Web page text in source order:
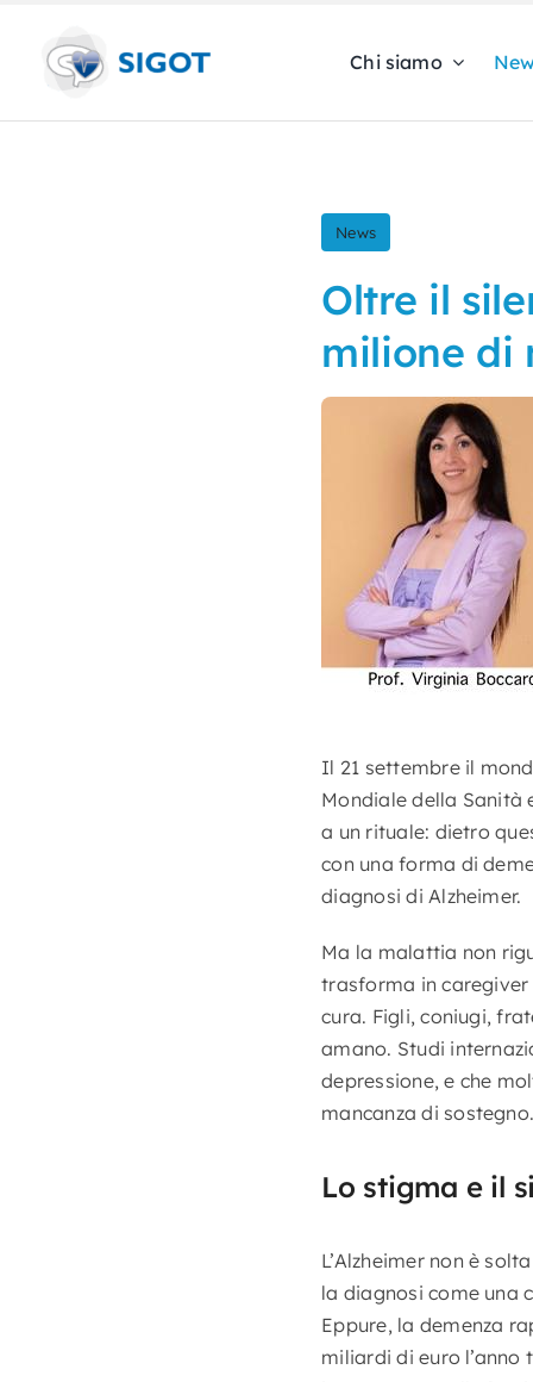
content
Chi siamo
News
Oltre il
milione di
Il 21 settembre il
Mondiale della Sanità
a un rituale: dietro
con una forma di
diagnosi di Alzheimer.
Ma la malattia non
trasforma in
cura. Figli, coniugi,
amano. Studi
depressione, e che
mancanza di
Lo stigma e il
L’Alzheimer non è
la diagnosi come una
Eppure, la demenza
miliardi di euro l’anno